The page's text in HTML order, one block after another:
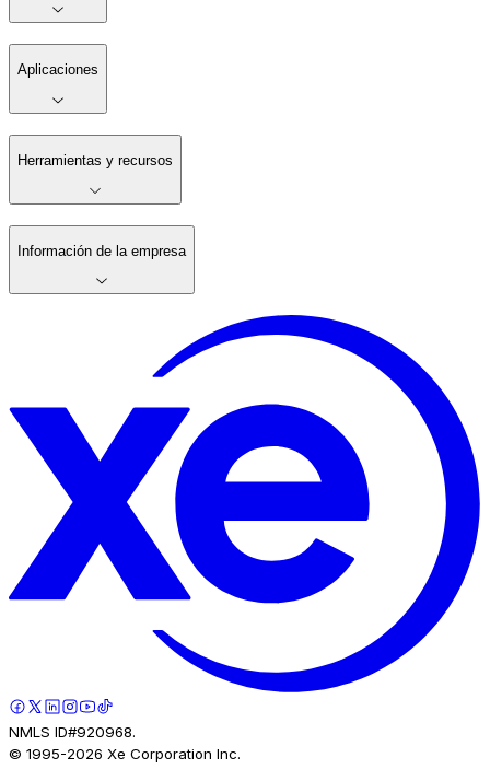
Aplicaciones
Herramientas y recursos
Información de la empresa
NMLS ID#920968.
© 1995-2026 Xe Corporation Inc.